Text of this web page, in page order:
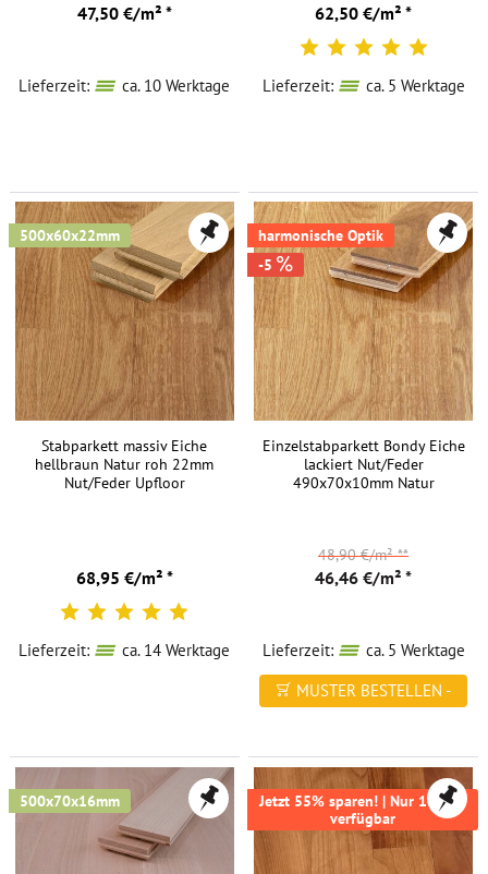
47,50 €/m² *
Lieferzeit: ca. 10 Werktage
62,50 €/m² *
Lieferzeit: ca. 5 Werktage
500x60x22mm
Stabparkett massiv Eiche
hellbraun Natur roh 22mm
Nut/Feder Upfloor
68,95 €/m² *
Lieferzeit: ca. 14 Werktage
harmonische Optik
-5
Einzelstabparkett Bondy Eiche
lackiert Nut/Feder
490x70x10mm Natur
46,46 €/m² *
48,90 €/m²**
Lieferzeit:
ca. 5 Werktage
MUSTER BESTELLEN -
500x70x16mm
Jetzt 55% sparen! | Nur 16,9m²
verfügbar